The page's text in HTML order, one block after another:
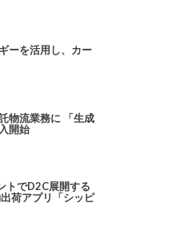
ーを活用し、カー
物流業務に 「生成
開始
トでD2C展開する
荷アプリ「シッピ